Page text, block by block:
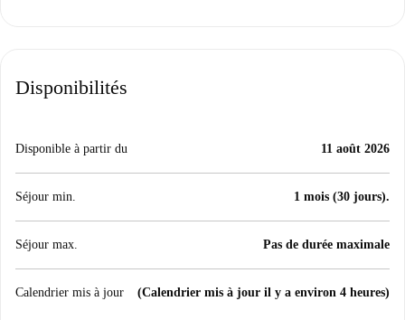
Disponibilités
Disponible à partir du 11 août 2026
Séjour min. 1 mois (30 jours).
Séjour max. Pas de durée maximale
Calendrier mis à jour (Calendrier mis à jour il y a environ 4 heures)